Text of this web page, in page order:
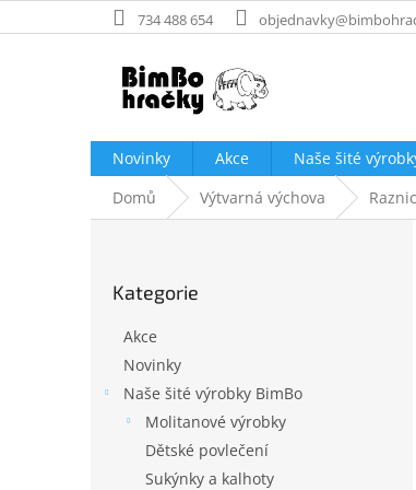
na
734 488 654
Novinky Akce Naše šité
Domů
Výtvarná výchova
kategorie
Kategorie
Akce
Novinky
Naše šité výrobky BimBo
Molitanové výrobky
Dětské povlečení
Sukýnky a kalhoty